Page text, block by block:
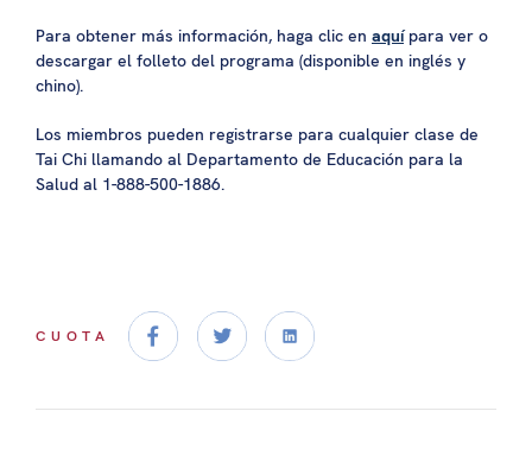
Para obtener más información, haga clic en aquípara ver o
descargar el folleto del programa (disponible en inglés y
chino).
Los miembros pueden registrarse para cualquier clase de
Tai Chi llamando al Departamento de Educación para la
Salud al 1-888-500-1886.
CUOTA